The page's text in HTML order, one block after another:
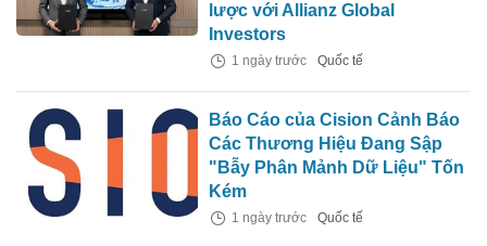
lược với Allianz Global
Investors
1 ngày trước Quốc tế
Báo Cáo của Cision Cảnh Báo
Các Thương Hiệu Đang Sập
"Bẫy Phân Mảnh Dữ Liệu" Tốn
Kém
1 ngày trước Quốc tế